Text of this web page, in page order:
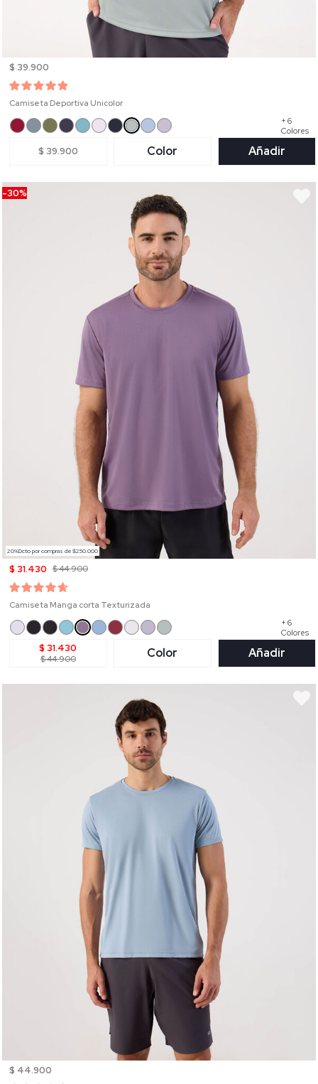
$ 39.900
Camiseta Deportiva Unicolor
+ 6
Colores
$ 39.900 Color Añadir
20%Dcto por compras de $250.000
-30%
$ 31.430 $ 44.900
Camiseta Manga corta Texturizada
+ 6
Colores
$ 31.430
$ 44.900 Color Añadir
$ 44.900